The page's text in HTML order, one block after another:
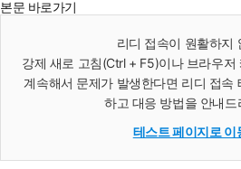
본문 바로가기
리디 접속이 원활하지
강제 새로 고침(Ctrl + F5)이나 브라우저
계속해서 문제가 발생한다면 리디 접속
하고 대응 방법을 안내드
테스트 페이지로 이